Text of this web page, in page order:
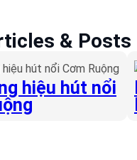
& Posts
hiệu hút nổi